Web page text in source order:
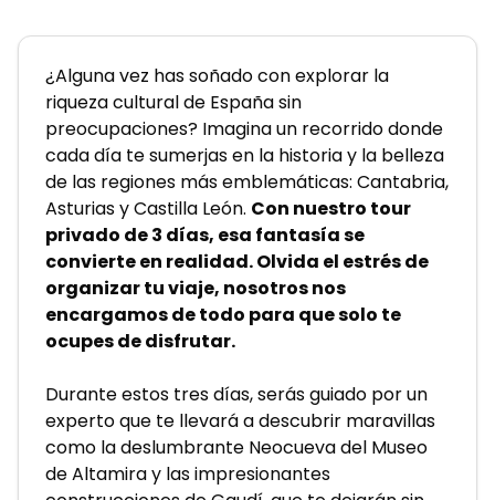
¿Alguna vez has soñado con explorar la
riqueza cultural de España sin
preocupaciones? Imagina un recorrido donde
cada día te sumerjas en la historia y la belleza
de las regiones más emblemáticas: Cantabria,
Asturias y Castilla León. Con nuestro tour
privado de 3 días, esa fantasía se
convierte en realidad. Olvida el estrés de
organizar tu viaje, nosotros nos
encargamos de todo para que solo te
ocupes de disfrutar.
Durante estos tres días, serás guiado por un
experto que te llevará a descubrir maravillas
como la deslumbrante Neocueva del Museo
de Altamira y las impresionantes